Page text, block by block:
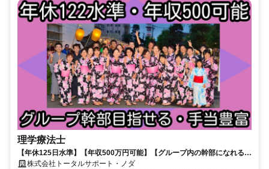
理学療法士
【年休125日水準】【年収500万円可能】【グループ内の幹部になれる】
【各種手当が豊富】
株式会社トータルサポート・ノダ